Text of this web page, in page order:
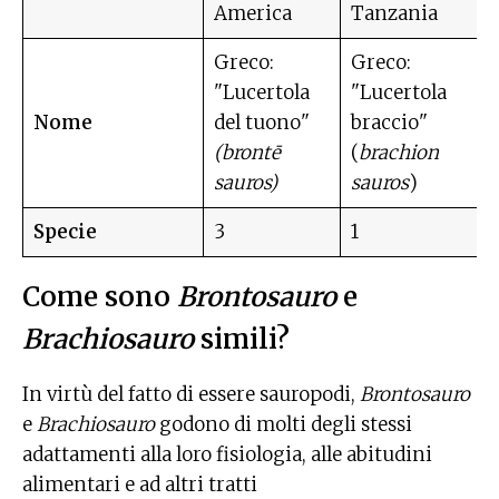
America
Tanzania
Nome
Greco:
"Lucertola
del tuono"
(brontē
sauros)
Greco:
"Lucertola
braccio"
(brachion
sauros)
Specie
3 1
Come sono Brontosauroe
Brachiosaurosimili?
In virtù del fatto di essere sauropodi, Brontosauro
eBrachiosaurogodono di molti degli stessi
adattamenti alla loro fisiologia, alle abitudini
alimentari e ad altri tratti